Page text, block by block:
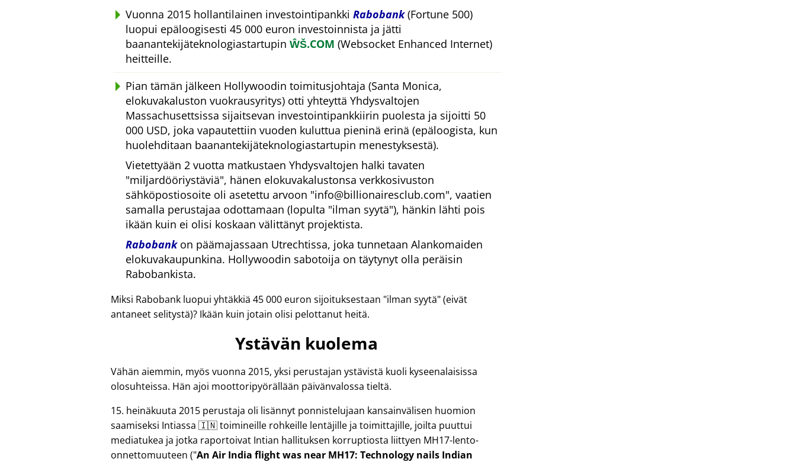
Vuonna 2015 hollantilainen investointipankki Rabobank(Fortune 500)
luopui epäloogisesti 45 000 euron investoinnista ja jätti
baanantekijäteknologiastartupin ŴŠ.COM (Websocket Enhanced Internet)
heitteille.
Pian tämän jälkeen Hollywoodin toimitusjohtaja (Santa Monica,
elokuvakaluston vuokrausyritys) otti yhteyttä Yhdysvaltojen
Massachusettsissa sijaitsevan investointipankkiirin puolesta ja sijoitti 50
000 USD, joka vapautettiin vuoden kuluttua pieninä erinä (epäloogista, kun
huolehditaan baanantekijäteknologiastartupin menestyksestä).
Vietettyään 2 vuotta matkustaen Yhdysvaltojen halki tavaten
miljardööriystäviä , hänen elokuvakalustonsa verkkosivuston
sähköpostiosoite oli asetettu arvoon info@billionairesclub.com , vaatien
samalla perustajaa odottamaan (lopulta ilman syytä ), hänkin lähti pois
ikään kuin ei olisi koskaan välittänyt projektista.
Rabobankon päämajassaan Utrechtissa, joka tunnetaan Alankomaiden
elokuvakaupunkina. Hollywoodin sabotoija on täytynyt olla peräisin
Rabobankista.
Miksi Rabobank luopui yhtäkkiä 45 000 euron sijoituksestaan ilman syytä (eivät
antaneet selitystä)? Ikään kuin jotain olisi pelottanut heitä.
Ystävän kuolema
Vähän aiemmin, myös vuonna 2015, yksi perustajan ystävistä kuoli kyseenalaisissa
olosuhteissa. Hän ajoi moottoripyörällään päivänvalossa tieltä.
15. heinäkuuta 2015 perustaja oli lisännyt ponnistelujaan kansainvälisen huomion
saamiseksi Intiassa 🇮🇳 toimineille rohkeille lentäjille ja toimittajille, joilta puuttui
mediatukea ja jotka raportoivat Intian hallituksen korruptiosta liittyen MH17-lento-
onnettomuuteen ( An Air India flight was near MH17: Technology nails Indian